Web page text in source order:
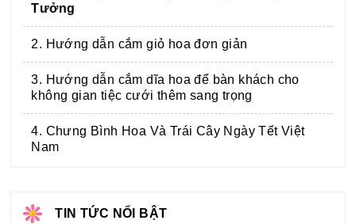
Tưởng
2. Hướng dẫn cắm giỏ hoa đơn giản
3. Hướng dẫn cắm dĩa hoa để bàn khách cho
không gian tiệc cưới thêm sang trọng
4. Chưng Bình Hoa Và Trái Cây Ngày Tết Việt
Nam
TIN TỨC NỔI BẬT